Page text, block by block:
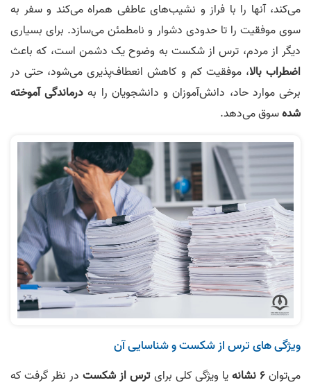
می‌کند، آنها را با فراز و نشیب‌های عاطفی همراه می‌کند و سفر به
سوی موفقیت را تا حدودی دشوار و نامطمئن می‌سازد. برای بسیاری
دیگر از مردم، ترس از شکست به وضوح یک دشمن است، که باعث
اضطراب بالا، موفقیت کم و کاهش انعطاف‌پذیری می‌شود، حتی در
برخی موارد حاد، دانش‌آموزان و دانشجویان را به درماندگی آموخته
شدهسوق می‌دهد.
ویژگی های ترس از شکست و شناسایی آن
می‌توان6 نشانه یا ویژگی کلی برایترس از شکستدر نظر گرفت که